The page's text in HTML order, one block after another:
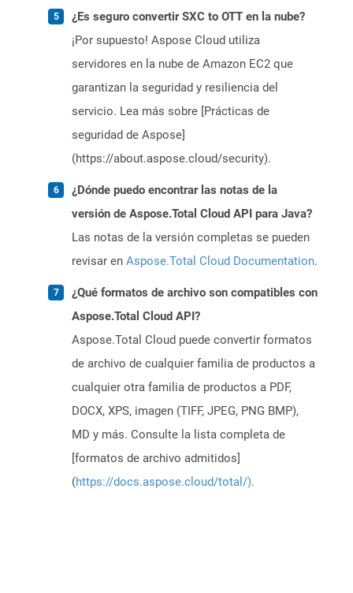
¿Es seguro convertir SXC to OTT en la nube?
¡Por supuesto! Aspose Cloud utiliza
servidores en la nube de Amazon EC2 que
garantizan la seguridad y resiliencia del
servicio. Lea más sobre [Prácticas de
seguridad de Aspose]
(https://about.aspose.cloud/security).
¿Dónde puedo encontrar las notas de la
versión de Aspose.Total Cloud API para Java?
Las notas de la versión completas se pueden
revisar en Aspose.Total Cloud Documentation.
¿Qué formatos de archivo son compatibles con
Aspose.Total Cloud API?
Aspose.Total Cloud puede convertir formatos
de archivo de cualquier familia de productos a
cualquier otra familia de productos a PDF,
DOCX, XPS, imagen (TIFF, JPEG, PNG BMP),
MD y más. Consulte la lista completa de
[formatos de archivo admitidos]
(https://docs.aspose.cloud/total/).